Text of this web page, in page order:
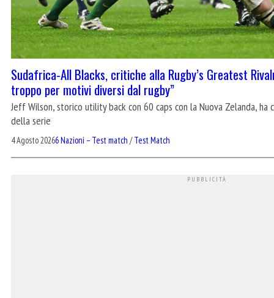
Sudafrica-All Blacks, critiche alla Rugby’s Greatest
troppo per motivi diversi dal rugby”
Jeff Wilson, storico utility back con 60 caps con la Nuova Zelanda,
della serie
4 Agosto 20266 Nazioni – Test match /Test Match